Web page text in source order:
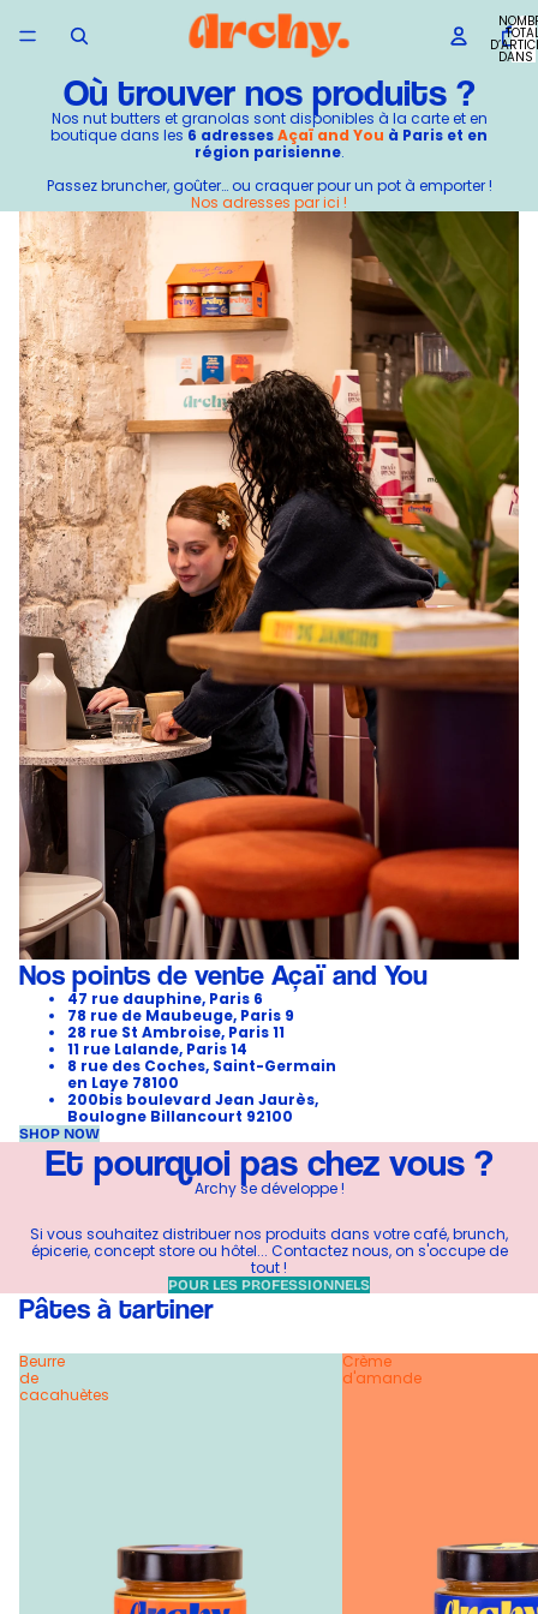
DANS
Où trouver nos produits ?
Nos nut butters et granolas sont disponibles à la carte et en
boutique dans les 6 adressesAçaï and You à Paris et en
région parisienne.
Passez bruncher, goûter… ou craquer pour un pot à emporter !
Nos adresses par ici !
Nos points de vente Açaï and You
47 rue dauphine, Paris 6
78 rue de Maubeuge, Paris 9
28 rue St Ambroise, Paris 11
11 rue Lalande, Paris 14
8 rue des Coches, Saint-Germain
en Laye 78100
200bis boulevard Jean Jaurès,
Boulogne Billancourt 92100
SHOP NOW
Et pourquoi pas chez vous ?
Archy se développe !
Si vous souhaitez distribuer nos produits dans votre café, brunch,
épicerie, concept store ou hôtel... Contactez nous, on s'occupe de
tout !
POUR LES PROFESSIONNELS
Pâtes à tartiner
Beurre
de
cacahuètes
Crème
d'amande